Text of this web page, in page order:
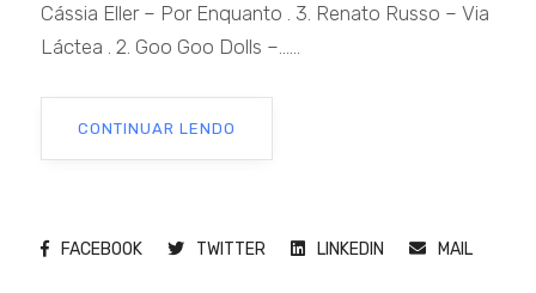
Cássia Eller – Por Enquanto . 3. Renato Russo – Via
Láctea . 2. Goo Goo Dolls –......
CONTINUAR LENDO
FACEBOOK TWITTER LINKEDIN MAIL